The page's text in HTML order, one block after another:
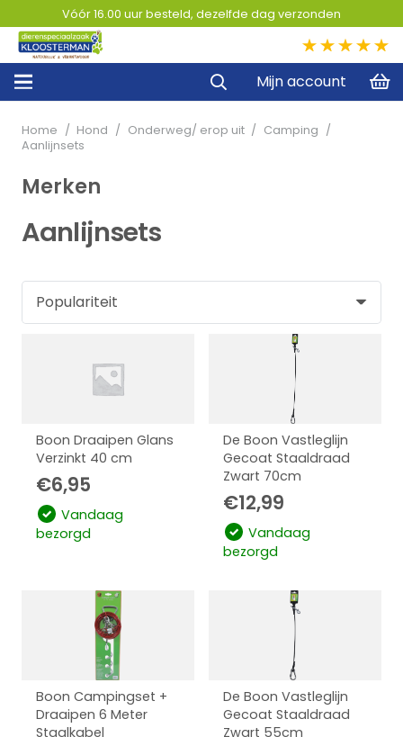
Vóór 16.00 uur besteld, dezelfde dag verzonden
Mijn account
Home / Hond / Onderweg/ erop uit / Camping /
Aanlijnsets
Aanlijnsets
Boon Draaipen Glans
Verzinkt 40 cm
€6,95
Vandaag
bezorgd
De Boon Vastleglijn
Gecoat Staaldraad
Zwart 70cm
€12,99
Vandaag
bezorgd
Boon Campingset +
Draaipen 6 Meter
Staalkabel
De Boon Vastleglijn
Gecoat Staaldraad
Zwart 55cm
Merken